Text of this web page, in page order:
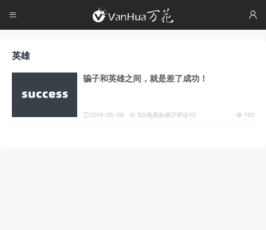

 
英雄
骗子和英雄之间，就是差了成功！
 2019-05-09  3  193
 电商杂谈评论(0)